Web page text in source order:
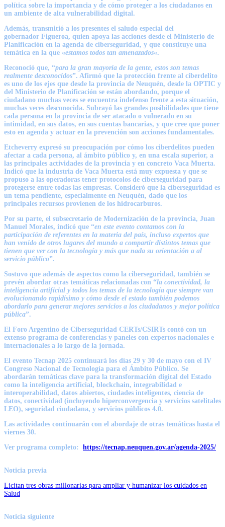
política sobre la importancia y de cómo proteger a los ciudadanos en
un ambiente de alta vulnerabilidad digital.
Además, transmitió a los presentes el saludo especial del
gobernador Figueroa, quien apoya las acciones desde el Ministerio de
Planificación en la agenda de ciberseguridad, y que constituye una
temática en la que «estamos todos tan amenazados«.
Reconoció que, “para la gran mayoría de la gente, estos son temas
realmente desconocidos”. Afirmó que la protección frente al ciberdelito
es uno de los ejes que desde la provincia de Neuquén, desde la OPTIC y
del Ministerio de Planificación se están abordando, porque el
ciudadano muchas veces se encuentra indefenso frente a esta situación,
muchas veces desconocida. Subrayó las grandes posibilidades que tiene
cada persona en la provincia de ser atacado o vulnerado en su
intimidad, en sus datos, en sus cuentas bancarias, y que cree que poner
esto en agenda y actuar en la prevención son acciones fundamentales.
Etcheverry expresó su preocupación por cómo los ciberdelitos pueden
afectar a cada persona, al ámbito público y, en una escala superior, a
las principales actividades de la provincia y en concreto Vaca Muerta.
Indicó que la industria de Vaca Muerta está muy expuesta y que se
propuso a las operadoras tener protocolos de ciberseguridad para
protegerse entre todas las empresas. Consideró que la ciberseguridad es
un tema pendiente, especialmente en Neuquén, dado que los
principales recursos provienen de los hidrocarburos.
Por su parte, el subsecretario de Modernización de la provincia, Juan
Manuel Morales, indicó que “en este evento contamos con la
participación de referentes en la materia del país, incluso expertos que
han venido de otros lugares del mundo a compartir distintos temas que
tienen que ver con la tecnología y más que nada su orientación a al
servicio público”.
Sostuvo que además de aspectos como la ciberseguridad, también se
prevén abordar otras temáticas relacionadas con “la conectividad, la
inteligencia artificial y todos los temas de la tecnología que siempre van
evolucionando rapidísimo y cómo desde el estado también podemos
abordarlo para generar mejores servicios a los ciudadanos y mejor política
pública”.
El Foro Argentino de Ciberseguridad CERTs/CSIRTs contó con un
extenso programa de conferencias y paneles con expertos nacionales e
internacionales a lo largo de la jornada.
El evento Tecnap 2025 continuará los días 29 y 30 de mayo con el IV
Congreso Nacional de Tecnología para el Ámbito Público. Se
abordarán temáticas clave para la transformación digital del Estado
como la inteligencia artificial, blockchain, integrabilidad e
interoperabilidad, datos abiertos, ciudades inteligentes, ciencia de
datos, conectividad (incluyendo hiperconvergencia y servicios satelitales
LEO), seguridad ciudadana, y servicios públicos 4.0.
Las actividades continuarán con el abordaje de otras temáticas hasta el
viernes 30.
Ver programa completo: https://tecnap.neuquen.gov.ar/agenda-2025/
Noticia previa
Licitan tres obras millonarias para ampliar y humanizar los cuidados en
Salud
Noticia siguiente